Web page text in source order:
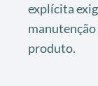
explícita
produto.